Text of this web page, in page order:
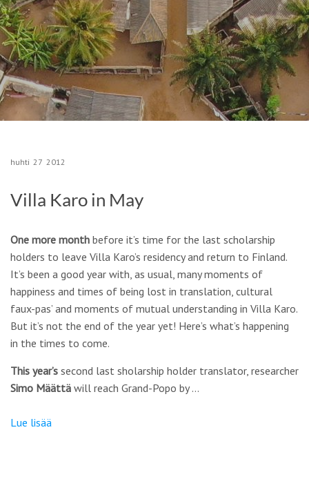
huhti 27 2012
Villa Karo in May
One more month before it’s time for the last scholarship
holders to leave Villa Karo’s residency and return to Finland.
It’s been a good year with, as usual, many moments of
happiness and times of being lost in translation, cultural
faux-pas’ and moments of mutual understanding in Villa Karo.
But it’s not the end of the year yet! Here’s what’s happening
in the times to come.
This year’s second last sholarship holder translator, researcher
Simo Määttä will reach Grand-Popo by …
Lue lisää